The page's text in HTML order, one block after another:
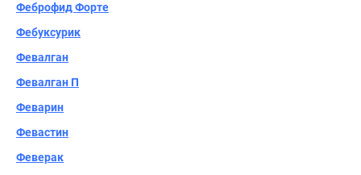
Феброфид Форте
Фебуксурик
Февалган
Февалган П
Феварин
Февастин
Феверак